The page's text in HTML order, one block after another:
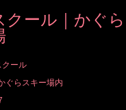
ール｜かぐら
クール
ぐらスキー場内